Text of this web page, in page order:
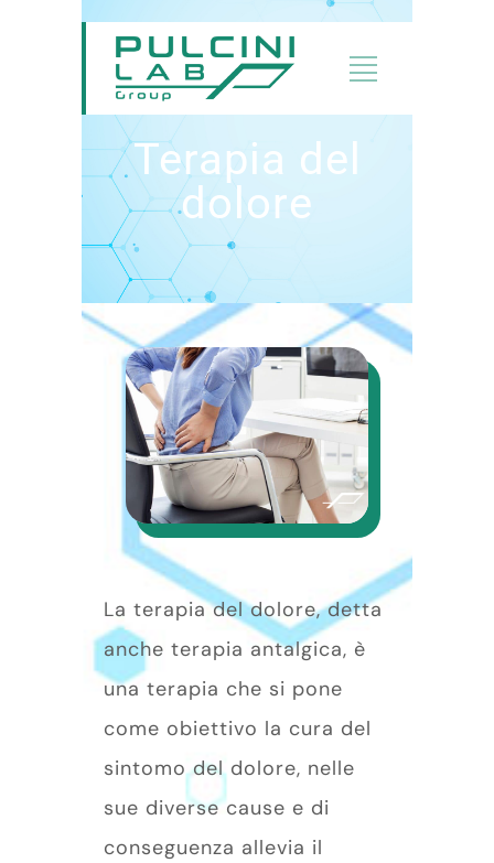
Terapia del
dolore
La terapia del dolore, detta
anche terapia antalgica, è
una terapia che si pone
come obiettivo la cura del
sintomo del dolore, nelle
sue diverse cause e di
conseguenza allevia il